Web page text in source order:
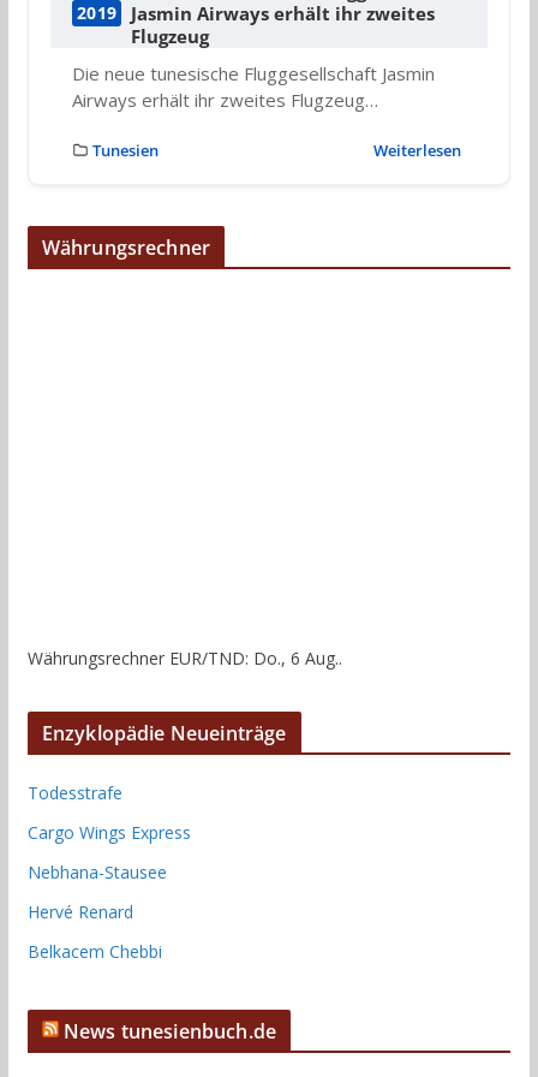
2019
Jasmin Airways erhält ihr zweites
Flugzeug
Die neue tunesische Fluggesellschaft Jasmin
Airways erhält ihr zweites Flugzeug…
Tunesien Weiterlesen
Währungsrechner
Währungsrechner EUR/TND: Do., 6 Aug..
Enzyklopädie Neueinträge
Todesstrafe
Cargo Wings Express
Nebhana-Stausee
Hervé Renard
Belkacem Chebbi
News tunesienbuch.de